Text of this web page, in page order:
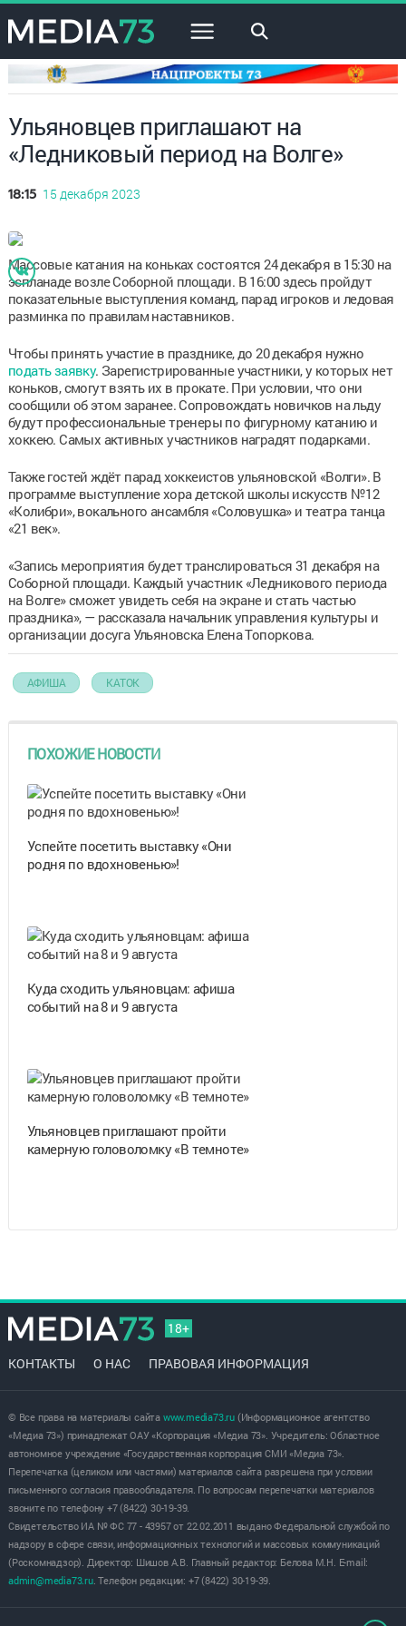
×
Ульяновцев приглашают на
«Ледниковый период на Волге»
18:15 15 декабря 2023
Массовые катания на коньках состоятся 24 декабря в 15:30 на
эспланаде возле Соборной площади. В 16:00 здесь пройдут
показательные выступления команд, парад игроков и ледовая
разминка по правилам наставников.
Чтобы принять участие в празднике, до 20 декабря нужно
подать заявку. Зарегистрированные участники, у которых нет
коньков, смогут взять их в прокате. При условии, что они
сообщили об этом заранее. Сопровождать новичков на льду
будут профессиональные тренеры по фигурному катанию и
хоккею. Самых активных участников наградят подарками.
Также гостей ждёт парад хоккеистов ульяновской «Волги». В
программе выступление хора детской школы искусств №12
«Колибри», вокального ансамбля «Соловушка» и театра танца
«21 век».
«Запись мероприятия будет транслироваться 31 декабря на
Соборной площади. Каждый участник «Ледникового периода
на Волге» сможет увидеть себя на экране и стать частью
праздника», — рассказала начальник управления культуры и
организации досуга Ульяновска Елена Топоркова.
АФИША КАТОК
ПОХОЖИЕ НОВОСТИ
Успейте посетить выставку «Они
родня по вдохновенью»!
Куда сходить ульяновцам: афиша
событий на 8 и 9 августа
Ульяновцев приглашают пройти
камерную головоломку «В темноте»
18+
КОНТАКТЫ О НАС ПРАВОВАЯ ИНФОРМАЦИЯ
© Все права на материалы сайта www.media73.ru(Информационное агентство
«Медиа 73») принадлежат ОАУ «Корпорация «Медиа 73». Учредитель: Областное
автономное учреждение «Государственная корпорация СМИ «Медиа 73».
Перепечатка (целиком или частями) материалов сайта разрешена при условии
письменного согласия правообладателя. По вопросам перепечатки материалов
звоните по телефону +7 (8422) 30-19-39.
Свидетельство ИА № ФС 77 - 43957 от 22.02.2011 выдано Федеральной службой по
надзору в сфере связи, информационных технологий и массовых коммуникаций
(Роскомнадзор). Директор: Шишов А.В. Главный редактор: Белова М.Н. E-mail:
admin@media73.ru. Телефон редакции: +7 (8422) 30-19-39.